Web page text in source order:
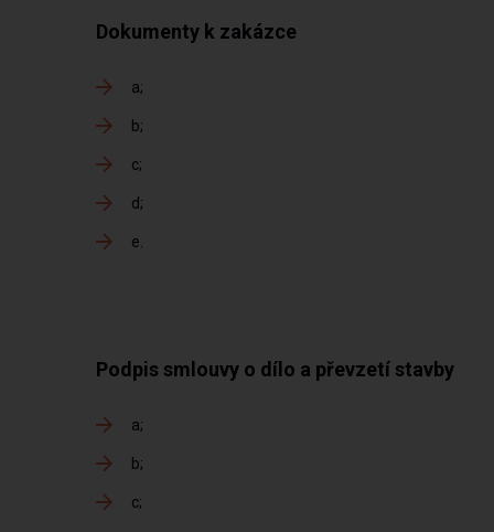
Dokumenty k zakázce
a
b
c
d
e
Podpis smlouvy o dílo a převzetí stavby
a
b
c